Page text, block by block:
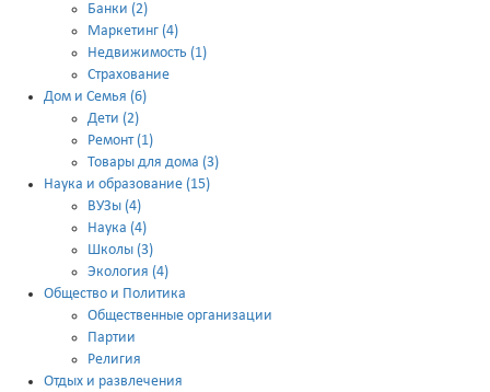
Банки (2)
Маркетинг (4)
Недвижимость (1)
Страхование
Дом и Семья (6)
Дети (2)
Ремонт (1)
Товары для дома (3)
Наука и образование (15)
ВУЗы (4)
Наука (4)
Школы (3)
Экология (4)
Общество и Политика
Общественные организации
Партии
Религия
Отдых и развлечения